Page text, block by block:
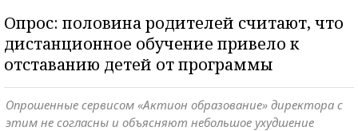
Опрос: половина родителей считают, что
дистанционное обучение привело к
отставанию детей от программы
Опрошенные сервисом «Актион образование» директора с
этим не согласны и объясняют небольшое ухудшение